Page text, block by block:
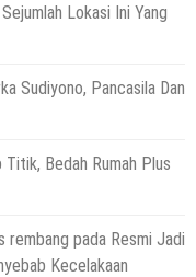
Lokasi Ini Yang
Sudiyono, Pancasila Dan
Bedah Rumah Plus
rembang pada Resmi Jadi
Kecelakaan